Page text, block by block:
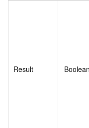
Result Boolean